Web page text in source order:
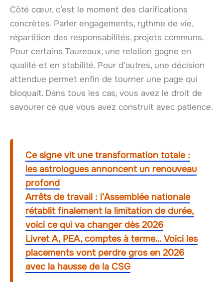
Côté cœur, c’est le moment des clarifications
concrètes. Parler engagements, rythme de vie,
répartition des responsabilités, projets communs.
Pour certains Taureaux, une relation gagne en
qualité et en stabilité. Pour d’autres, une décision
attendue permet enfin de tourner une page qui
bloquait. Dans tous les cas, vous avez le droit de
savourer ce que vous avez construit avec patience.
Ce signe vit une transformation totale :
les astrologues annoncent un renouveau
profond
Arrêts de travail : l’Assemblée nationale
rétablit finalement la limitation de durée,
voici ce qui va changer dès 2026
Livret A, PEA, comptes à terme… Voici les
placements vont perdre gros en 2026
avec la hausse de la CSG